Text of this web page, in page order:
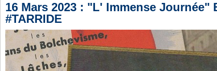
16 Mars 2023 : "L' Immense Journée"
#TARRIDE